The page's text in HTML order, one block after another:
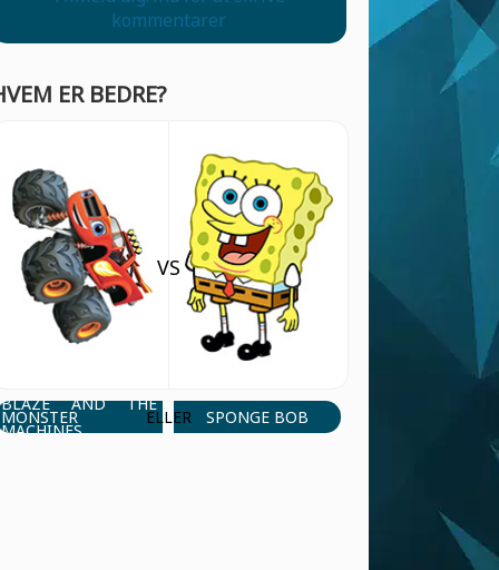
kommentarer
ER BEDRE?
BLAZE AND THE
MONSTER
MACHINES
VS
ELLER SPONGE BOB